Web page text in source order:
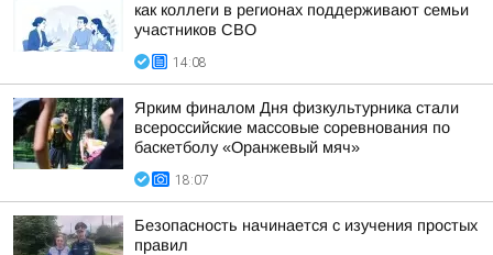
как коллеги в регионах поддерживают семьи
участников СВО
14:08
Ярким финалом Дня физкультурника стали
всероссийские массовые соревнования по
баскетболу «Оранжевый мяч»
18:07
Безопасность начинается с изучения простых
правил